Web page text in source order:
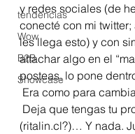
tendencias
Wow
B2B
Showcase
y redes sociales (de
conecté con mi twitter;
les llega esto) y con
attachar algo en el
posteas, lo pone
Era como para
(ritalin.cl?)… Y nada.